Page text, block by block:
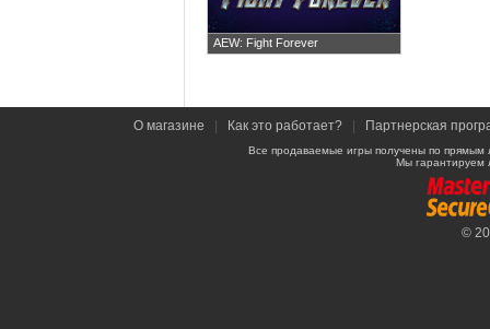
AEW: Fight Forever
О магазине Как это работает? Партнерская
Все продаваемые игры получены по
Мы гарантируем
©